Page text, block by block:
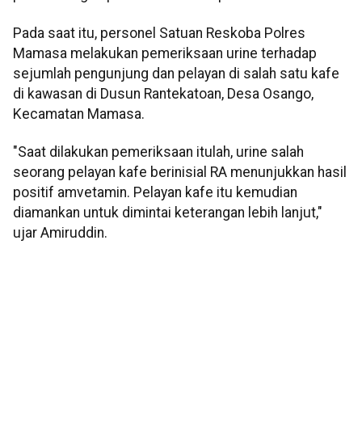
Pada saat itu, personel Satuan Reskoba Polres
Mamasa melakukan pemeriksaan urine terhadap
sejumlah pengunjung dan pelayan di salah satu kafe
di kawasan di Dusun Rantekatoan, Desa Osango,
Kecamatan Mamasa.
"Saat dilakukan pemeriksaan itulah, urine salah
seorang pelayan kafe berinisial RA menunjukkan hasil
positif amvetamin. Pelayan kafe itu kemudian
diamankan untuk dimintai keterangan lebih lanjut,"
ujar Amiruddin.